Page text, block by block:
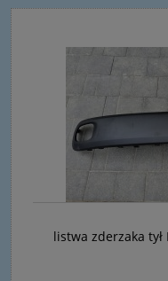
listwa zderzaka